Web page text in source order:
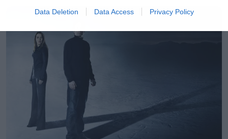
Data Deletion Data Access Privacy Policy